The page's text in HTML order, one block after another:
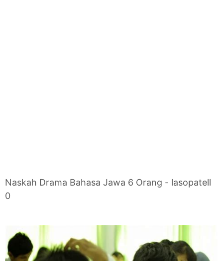
Naskah Drama Bahasa Jawa 6 Orang - lasopatell
0